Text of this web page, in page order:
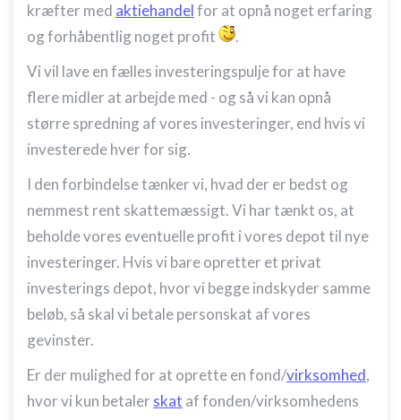
kræfter med aktiehandelfor at opnå noget erfaring
og forhåbentlig noget profit
.
Vi vil lave en fælles investeringspulje for at have
flere midler at arbejde med - og så vi kan opnå
større spredning af vores investeringer, end hvis vi
investerede hver for sig.
I den forbindelse tænker vi, hvad der er bedst og
nemmest rent skattemæssigt. Vi har tænkt os, at
beholde vores eventuelle profit i vores depot til nye
investeringer. Hvis vi bare opretter et privat
investerings depot, hvor vi begge indskyder samme
beløb, så skal vi betale personskat af vores
gevinster.
Er der mulighed for at oprette en fond/virksomhed,
hvor vi kun betaler skat af fonden/virksomhedens